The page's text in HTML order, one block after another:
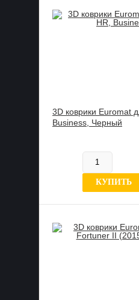
3D коврики Euromat
Business, Черный
В наличии
0
КУПИТЬ